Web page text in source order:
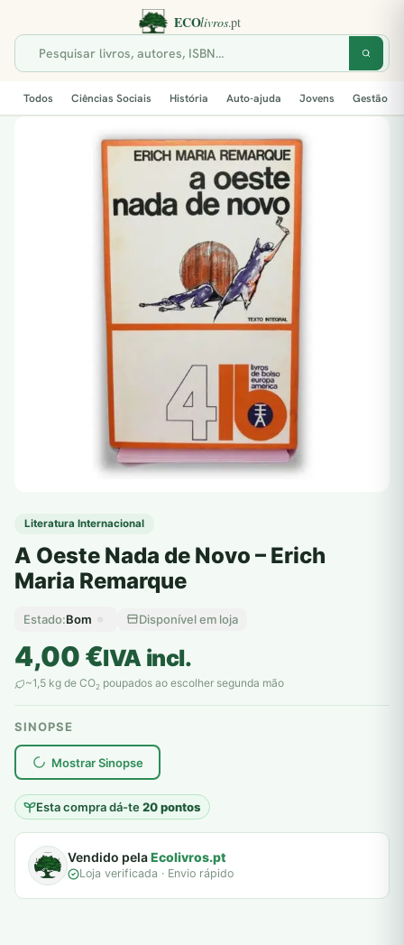
Todos Ciências Sociais História Auto-ajuda Jovens Gestão
Literatura Internacional
A Oeste Nada de Novo – Erich
Maria Remarque
Estado:Bom Disponível em loja
4,00€IVA incl.
~1,5 kg de CO2 poupados ao escolher segunda mão
SINOPSE
Mostrar Sinopse
Esta compra dá-te20 pontos
plantar árvores reais
Vendido pelaEcolivros.pt
Loja verificada · Envio rápido